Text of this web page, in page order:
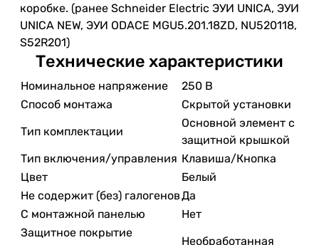
коробке. (ранее Schneider Electric ЭУИ UNICA, ЭУИ
UNICA NEW, ЭУИ ODACE MGU5.201.18ZD, NU520118,
S52R201)
Технические характеристики
Номинальное напряжение
250 В
Способ монтажа
Скрытой установки
Тип комплектации
Основной элемент с
защитной крышкой
Тип включения/управления Клавиша/Кнопка
Цвет
Белый
Не содержит (без) галогеновДа
С монтажной панелью
Нет
Защитное покрытие
Необработанная